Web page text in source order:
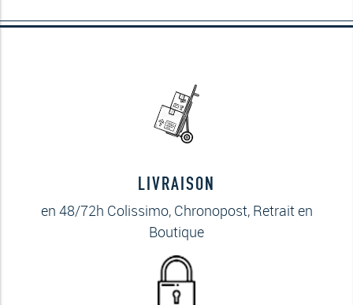
LIVRAISON
en 48/72h Colissimo, Chronopost, Retrait en
Boutique